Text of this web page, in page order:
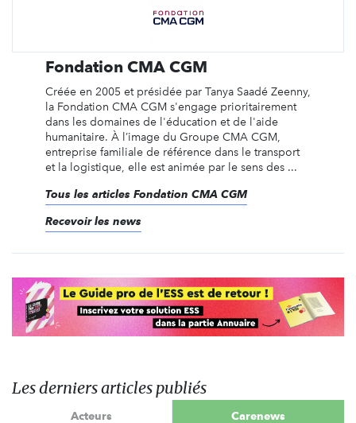
Fondation CMA CGM
Créée en 2005 et présidée par Tanya Saadé Zeenny,
la Fondation CMA CGM s'engage prioritairement
dans les domaines de l'éducation et de l'aide
humanitaire. À l’image du Groupe CMA CGM,
entreprise familiale de référence dans le transport
et la logistique, elle est animée par le sens des ...
Tous les articles Fondation CMA CGM
Recevoir les news
Les derniers articles publiés
Acteurs Carenews